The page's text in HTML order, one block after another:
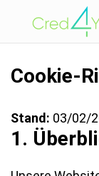
Cookie-
Stand: 03/02/
1.